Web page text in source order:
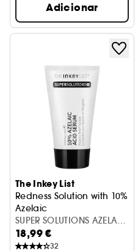
Adicionar
The Inkey List
Redness Solution with 10%
Azelaic
Sérum Anti-Vermelhidão
SUPER SOLUTIONS AZELAIC
10% SERUM 30ML
18,99 €
32